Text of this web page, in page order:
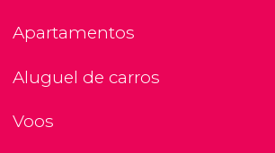
Apartamentos
Aluguel de carros
Voos